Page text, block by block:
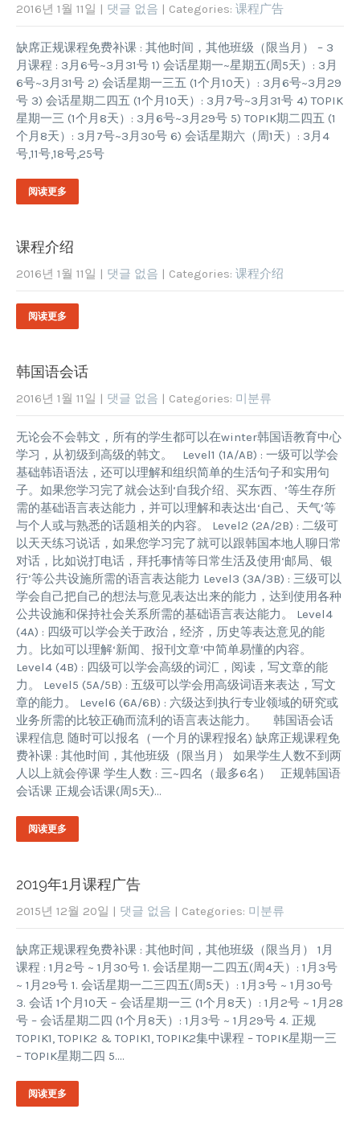
2016년 1월 11일 | 댓글 없음 | Categories: 课程广告
缺席正规课程免费补课 : 其他时间，其他班级（限当月） – 3
月课程 : 3月6号~3月31号 1) 会话星期一~星期五(周5天）: 3月
6号~3月31号 2) 会话星期一三五 (1个月10天）: 3月6号~3月29
号 3) 会话星期二四五 (1个月10天）: 3月7号~3月31号 4) TOPIK
星期一三 (1个月8天）: 3月6号~3月29号 5) TOPIK期二四五 (1
个月8天）: 3月7号~3月30号 6) 会话星期六（周1天）: 3月4
号,11号,18号,25号
阅读更多
课程介绍
2016년 1월 11일 | 댓글 없음 | Categories: 课程介绍
阅读更多
韩国语会话
2016년 1월 11일 | 댓글 없음 | Categories: 미분류
无论会不会韩文，所有的学生都可以在winter韩国语教育中心
学习，从初级到高级的韩文。 Level1 (1A/AB) : 一级可以学会
基础韩语语法，还可以理解和组织简单的生活句子和实用句
子。如果您学习完了就会达到‘自我介绍、买东西、’等生存所
需的基础语言表达能力，并可以理解和表达出‘自己、天气’等
与个人或与熟悉的话题相关的内容。 Level2 (2A/2B) : 二级可
以天天练习说话，如果您学习完了就可以跟韩国本地人聊日常
对话，比如说打电话，拜托事情等日常生活及使用‘邮局、银
行’等公共设施所需的语言表达能力 Level3 (3A/3B) : 三级可以
学会自己把自己的想法与意见表达出来的能力，达到使用各种
公共设施和保持社会关系所需的基础语言表达能力。 Level4
(4A) : 四级可以学会关于政治，经济，历史等表达意见的能
力。比如可以理解‘新闻、报刊文章’中简单易懂的内容。
Level4 (4B) : 四级可以学会高级的词汇，阅读，写文章的能
力。 Level5 (5A/5B) : 五级可以学会用高级词语来表达，写文
章的能力。 Level6 (6A/6B) : 六级达到执行专业领域的研究或
业务所需的比较正确而流利的语言表达能力。 韩国语会话
课程信息 随时可以报名（一个月的课程报名) 缺席正规课程免
费补课 : 其他时间，其他班级（限当月） 如果学生人数不到两
人以上就会停课 学生人数 : 三~四名（最多6名） 正规韩国语
会话课 正规会话课(周5天)…
阅读更多
2019年1月课程广告
2015년 12월 20일 | 댓글 없음 | Categories: 미분류
缺席正规课程免费补课 : 其他时间，其他班级（限当月） 1月
课程 : 1月2号 ~ 1月30号 1. 会话星期一二四五(周4天）: 1月3号
~ 1月29号 1. 会话星期一二三四五(周5天）: 1月3号 ~ 1月30号
3. 会话 1个月10天 – 会话星期一三 (1个月8天）: 1月2号 ~ 1月28
号 – 会话星期二四 (1个月8天）: 1月3号 ~ 1月29号 4. 正规
TOPIK1, TOPIK2 & TOPIK1, TOPIK2集中课程 – TOPIK星期一三
– TOPIK星期二四 5….
阅读更多